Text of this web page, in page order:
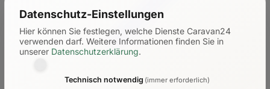
Datenschutz-Einstellungen
Hier können Sie festlegen, welche Dienste Caravan24
verwenden darf. Weitere Informationen finden Sie in
unserer Datenschutzerklärung.
Technisch notwendig (immer erforderlich)